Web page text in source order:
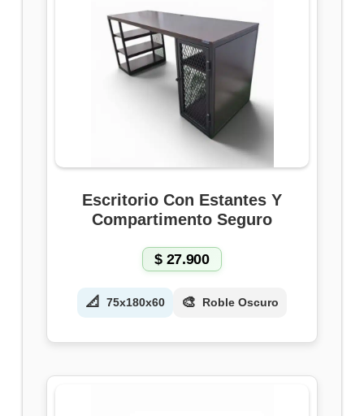
Escritorio Con Estantes Y
Compartimento Seguro
$27.900
📐 75x180x60 🎨 Roble Oscuro